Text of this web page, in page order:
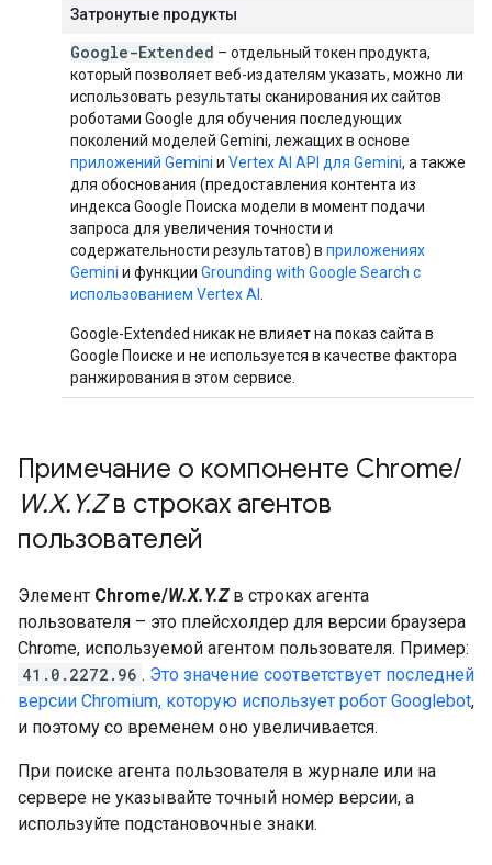
Затронутые продукты
Google-Extended – отдельный токен продукта,
который позволяет веб-издателям указать, можно ли
использовать результаты сканирования их сайтов
роботами Google для обучения последующих
поколений моделей Gemini, лежащих в основе
приложений Gemini и Vertex AI API для Gemini, а также
для обоснования (предоставления контента из
индекса Google Поиска модели в момент подачи
запроса для увеличения точности и
содержательности результатов) в приложениях
Gemini и функции Grounding with Google Search с
использованием Vertex AI
Google-Extended никак не влияет на показ сайта в
Google Поиске и не используется в качестве фактора
ранжирования в этом сервисе.
Примечание о компоненте Chrome/
W.X.Y.Zв строках агентов
пользователей
Элемент Chrome/W.X.Y.Zв строках агента
пользователя – это плейсхолдер для версии браузера
Chrome, используемой агентом пользователя. Пример:
41.0.2272.96 . Это значение соответствует последней
версии Chromium, которую использует робот Googlebot,
и поэтому со временем оно увеличивается.
При поиске агента пользователя в журнале или на
сервере не указывайте точный номер версии, а
используйте подстановочные знаки.